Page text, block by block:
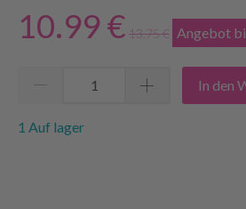
10.99 € 13.75 € Angebot
In den
1 Auf lager